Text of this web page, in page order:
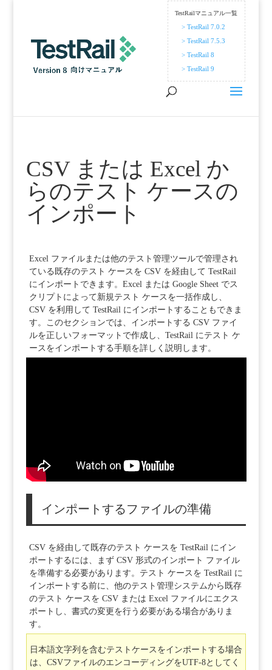
TestRailマニュアル一覧
> TestRail 7.0.2
> TestRail 7.5.3
> TestRail 8
> TestRail 9
CSV または Excel か
らのテスト ケースの
インポート
Excel ファイルまたは他のテスト管理ツールで管理され
ている既存のテスト ケースを CSV を経由して TestRail
にインポートできます。Excel または Google Sheet でス
クリプトによって新規テスト ケースを一括作成し、
CSV を利用して TestRail にインポートすることもできま
す。このセクションでは、インポートする CSV ファイ
ルを正しいフォーマットで作成し、TestRail にテスト ケ
ースをインポートする手順を詳しく説明します。
インポートするファイルの準備
CSV を経由して既存のテスト ケースを TestRail にイン
ポートするには、まず CSV 形式のインポート ファイル
を準備する必要があります。テスト ケースを TestRail に
インポートする前に、他のテスト管理システムから既存
のテスト ケースを CSV または Excel ファイルにエクス
ポートし、書式の変更を行う必要がある場合がありま
す。
日本語文字列を含むテストケースをインポートする場合
は、CSVファイルのエンコーディングをUTF-8としてく